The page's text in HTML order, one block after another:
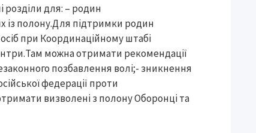
для: – родин
із полону.Для підтримки родин
при Координаційному штабі
можна отримати рекомендації
позбавлення волі;- зникнення
федерації проти
визволені з полону Оборонці та